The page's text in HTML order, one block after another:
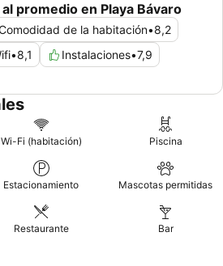
promedio en Playa Bávaro
de la habitación•8,2
•8,1 Instalaciones•7,9
Wi-Fi (habitación) Piscina
Estacionamiento Mascotas permitidas
Restaurante Bar